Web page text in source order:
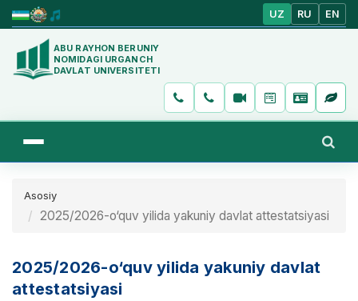
UZ RU EN
ABU RAYHON BERUNIY
NOMIDAGI URGANCH
DAVLAT UNIVERSITETI
Asosiy
2025/2026-o‘quv yilida yakuniy davlat attestatsiyasi
2025/2026-o‘quv yilida yakuniy davlat
attestatsiyasi